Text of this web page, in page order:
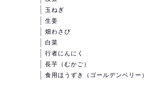
玉ねぎ
生姜
畑わさび
白菜
行者にんにく
長芋（むかご）
食用ほうずき（ゴールデンベリー）